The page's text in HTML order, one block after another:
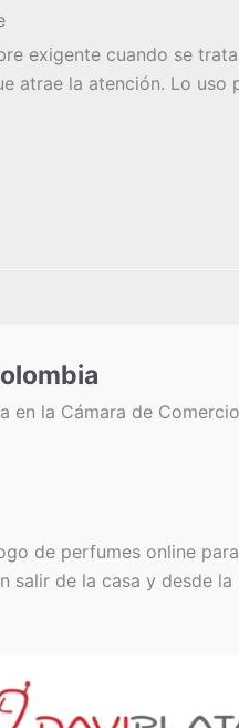
exigente cuando se
atrae la atención. Lo uso
en la Cámara de
de perfumes online
salir de la casa y desde la